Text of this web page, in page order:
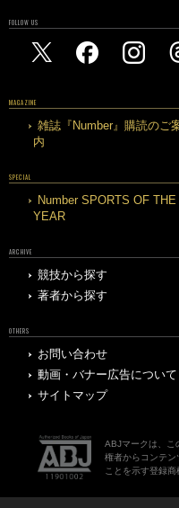
FOLLOW US
MAGAZINE
雑誌『Number』購読のご
内
SPECIAL
Number SPORTS OF THE
YEAR
ARCHIVE
競技から探す
著者から探す
OTHERS
お問い合わせ
動画・バナー広告について
サイトマップ
ABJマークは、こ
権者からコンテン
ことを示す登録